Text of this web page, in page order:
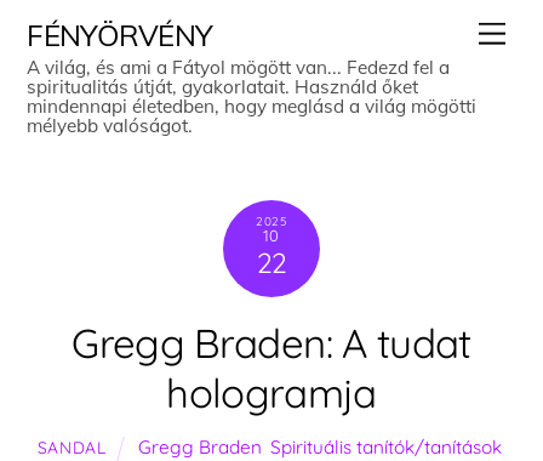
content
FÉNYÖRVÉNY
A világ, és ami a Fátyol mögött van... Fedezd fel a
spiritualitás útját, gyakorlatait. Használd őket
mindennapi életedben, hogy meglásd a világ mögötti
mélyebb valóságot.
2025
10
22
Gregg Braden: A tudat
hologramja
SANDAL Gregg Braden ,Spirituális tanítók/tanítások